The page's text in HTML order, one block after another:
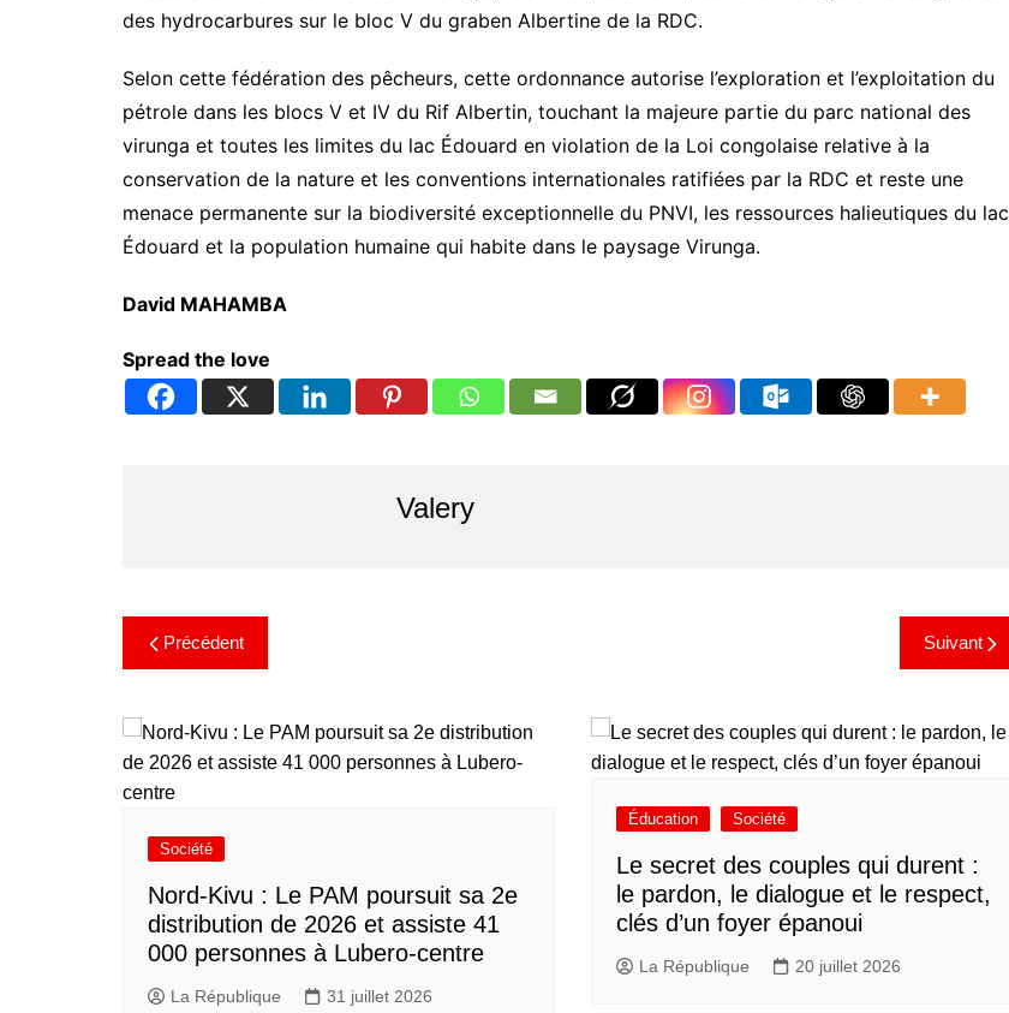
des hydrocarbures sur le bloc V du graben Albertine de la RDC.
Selon cette fédération des pêcheurs, cette ordonnance autorise l’exploration et l’exploitation du
pétrole dans les blocs V et IV du Rif Albertin, touchant la majeure partie du parc national des
virunga et toutes les limites du lac Édouard en violation de la Loi congolaise relative à la
conservation de la nature et les conventions internationales ratifiées par la RDC et reste une
menace permanente sur la biodiversité exceptionnelle du PNVI, les ressources halieutiques du lac
Édouard et la population humaine qui habite dans le paysage Virunga.
David MAHAMBA
Spread the love
Valery
Précédent Suivant
Société
Nord-Kivu : Le PAM poursuit sa 2e
distribution de 2026 et assiste 41
000 personnes à Lubero-centre
La République 31 juillet 2026
Éducation Société
Le secret des couples qui durent :
le pardon, le dialogue et le respect,
clés d’un foyer épanoui
La République 20 juillet 2026